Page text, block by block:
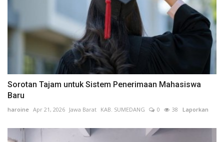
Sorotan Tajam untuk Sistem Penerimaan Mahasiswa
Baru
haroine Apr 21, 2026 Jawa Barat KAB. SUMEDANG 0 38 Laporkan